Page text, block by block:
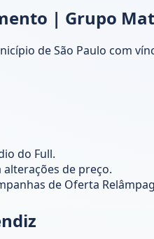
| Grupo
de São Paulo com
do Full.
de preço.
de Oferta